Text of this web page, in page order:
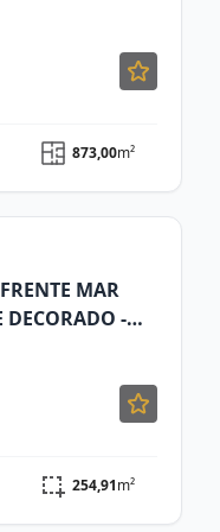
873,00m²
MAR
-
254,91m²